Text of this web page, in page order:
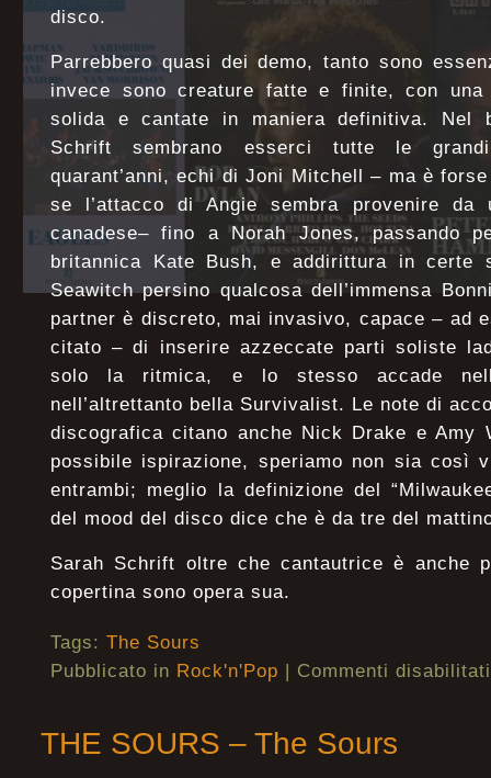
disco.
Parrebbero quasi dei demo, tanto sono
invece sono creature fatte e finite, con una
solida e cantate in maniera definitiva. Nel
Schrift sembrano esserci tutte le
quarant’anni, echi di Joni Mitchell – ma è
se l’attacco di Angie sembra provenire da
canadese– fino a Norah Jones, passando
britannica Kate Bush, e addirittura in certe
Seawitch persino qualcosa dell’immensa
partner è discreto, mai invasivo, capace – ad
citato – di inserire azzeccate parti soliste
solo la ritmica, e lo stesso accade
nell’altrettanto bella Survivalist. Le note di
discografica citano anche Nick Drake e Amy
possibile ispirazione, speriamo non sia così
entrambi; meglio la definizione del
del mood del disco dice che è da tre del
Sarah Schrift oltre che cantautrice è anche
copertina sono opera sua.
Tags: The Sours
Pubblicato in Rock'n'Pop | Commenti disabilitati
THE SOURS – The Sours